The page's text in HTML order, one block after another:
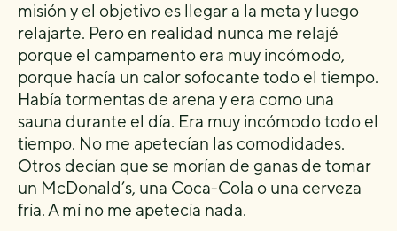
misión y el objetivo es llegar a la meta y luego
relajarte. Pero en realidad nunca me relajé
porque el campamento era muy incómodo,
porque hacía un calor sofocante todo el tiempo.
Había tormentas de arena y era como una
sauna durante el día. Era muy incómodo todo el
tiempo. No me apetecían las comodidades.
Otros decían que se morían de ganas de tomar
un McDonald’s, una Coca-Cola o una cerveza
fría. A mí no me apetecía nada.